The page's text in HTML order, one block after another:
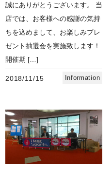
誠にありがとうございます。 当
店では、お客様への感謝の気持
ちを込めまして、お楽しみプレ
ゼント抽選会を実施致します！
開催期 […]
2018/11/15 Information